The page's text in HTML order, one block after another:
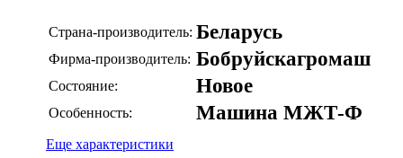
Страна-производитель: Беларусь
Фирма-производитель: Бобруйскагромаш
Состояние: Новое
Особенность: Машина МЖТ-Ф
Еще характеристики